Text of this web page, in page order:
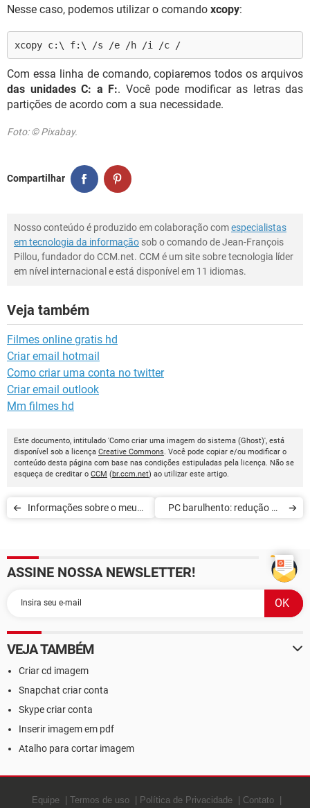
Nesse caso, podemos utilizar o comando xcopy:
xcopy c:\ f:\ /s /e /h /i /c /
Com essa linha de comando, copiaremos todos os arquivos
das unidades C: a F:. Você pode modificar as letras das
partições de acordo com a sua necessidade.
Foto: © Pixabay.
Compartilhar
Nosso conteúdo é produzido em colaboração comespecialistas
em tecnologia da informação sob o comando de Jean-François
Pillou, fundador do CCM.net. CCM é um site sobre tecnologia líder
em nível internacional e está disponível em 11 idiomas.
Veja também
Filmes online gratis hd
Criar email hotmail
Como criar uma conta no twitter
Criar email outlook
Mm filmes hd
Este documento, intitulado 'Como criar uma imagem do sistema (Ghost)', está
disponível sob a licença Creative Commons . Você pode copiar e/ou modificar o
conteúdo desta página com base nas condições estipuladas pela licença. Não se
esqueça de creditar o CCM (br.ccm.net) ao utilizar este artigo.
Informações sobre o meu
PC barulhento: redução do
ASSINE NOSSA NEWSLETTER!
VEJA TAMBÉM
Criar cd imagem
Snapchat criar conta
Skype criar conta
Inserir imagem em pdf
Atalho para cortar imagem
Equipe Termos de uso Política de Privacidade Contato